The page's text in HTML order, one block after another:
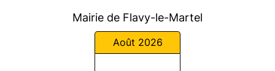
Mairie de Flavy-le-Martel
Août 2026